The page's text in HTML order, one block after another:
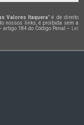
Valores Itaquera" é de direito
nossos links, é proibida sem a
artigo 184 do Código Penal – Lei